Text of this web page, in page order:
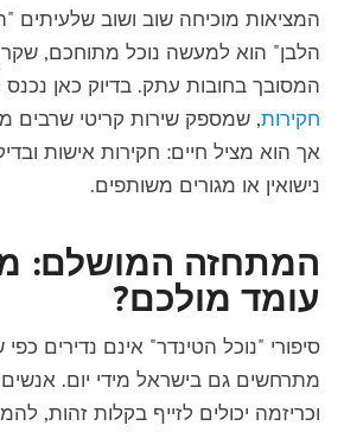
המציאות מוכיחה שוב ושוב שלעיתים
הלבן" הוא למעשה נוכל מתוחכם, שקרן
המסובך בחובות עתק. בדיוק כאן נכנס
חקירות, שמספק שירות קריטי שרבים
אך הוא מציל חיים: חקירות אישות
נישואין או מגורים משותפים.
המתחזה המושלם:
עומד מולכם?
סיפורי "נוכל הטינדר" אינם נדירים
מתרחשים גם בישראל מידי יום. אנשים
וכריזמה יכולים לזייף בקלות זהות,